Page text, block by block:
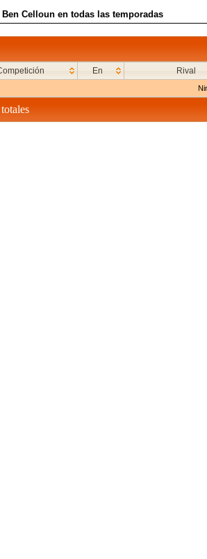
Celloun en todas las temporadas
En Rival